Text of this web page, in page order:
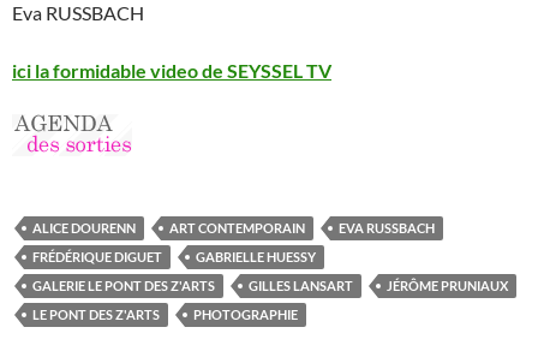
Eva RUSSBACH
ici la formidable video de SEYSSEL TV
ALICE DOURENN ART CONTEMPORAIN
EVA RUSSBACH
FRÉDÉRIQUE DIGUET
GABRIELLE HUESSY
GALERIE LE PONT DES Z'ARTS
GILLES LANSART
JÉRÔME PRUNIAUX
LE PONT DES Z'ARTS
PHOTOGRAPHIE